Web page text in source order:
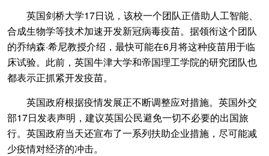
英国剑桥大学17日说，该校一个团队正借助人工智能、
合成生物学等技术加速开发新冠病毒疫苗。据领衔这个团队
的乔纳森·希尼教授介绍，最快可能在6月将这种疫苗用于临
床试验。此前，英国牛津大学和帝国理工学院的研究团队也
都表示正抓紧开发疫苗。
英国政府根据疫情发展正不断调整应对措施。英国外交
部17日发表声明，建议英国公民避免一切不必要的出国旅
行。英国政府当天还宣布了一系列扶助企业措施，尽可能减
少疫情对经济的冲击。